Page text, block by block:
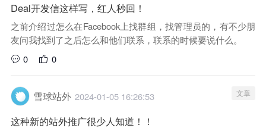
Deal开发信这样写，红人秒回！
之前介绍过怎么在Facebook上找群组，找管理员的，有不少朋
友问我找到了之后怎么和他们联系，联系的时候要说什么。
0
0
雪球站外 2024-01-05 16:26:53 文章
这种新的站外推广很少人知道！！